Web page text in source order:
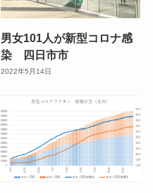
男女101人が新型コロナ感
染 四日市市
2022年5月14日